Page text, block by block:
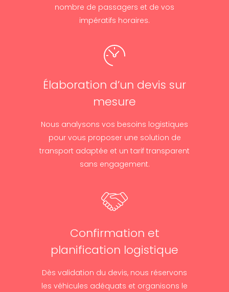
nombre de passagers et de vos
impératifs horaires.
Élaboration d’un devis sur
mesure
Nous analysons vos besoins logistiques
pour vous proposer une solution de
transport adaptée et un tarif transparent
sans engagement.
Confirmation et
planification logistique
Dès validation du devis, nous réservons
les véhicules adéquats et organisons le